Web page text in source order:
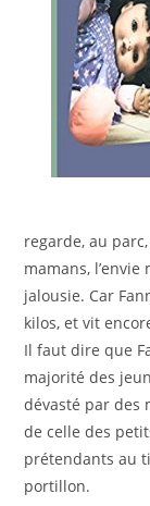
regarde, au
mamans,
jalousie. Car
kilos, et vit
Il faut dire que
majorité des
dévasté par des
de celle des
prétendants au
portillon.